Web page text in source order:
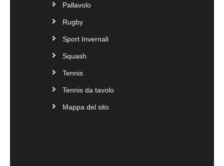
Pallavolo
Rugby
Sport Invernali
Squash
Tennis
Tennis da tavolo
Mappa del sito